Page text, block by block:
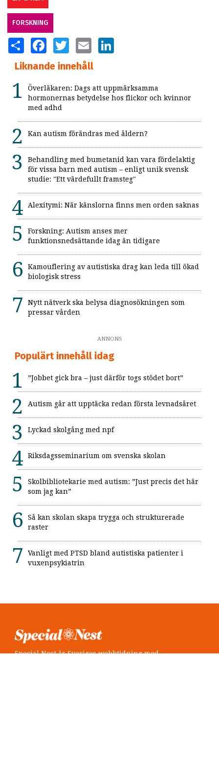
FORSKNING
SHARE FACEBOOKTWITTER EMAIL
Liknande innehåll
Överläkaren: Dags att uppmärksamma
hormonernas betydelse hos flickor och kvinnor
med adhd
Kan autism förändras med åldern?
Behandling med bumetanid kan vara fördelaktig
för vissa barn med autism – enligt unik svensk
studie: "Ett värdefullt framsteg"
Alexitymi: När känslorna finns men orden saknas
Forskning: Autism anses mer
funktionsnedsättande idag än tidigare
Kamouflering av autistiska drag kan leda till ökad
biologisk stress
Nytt nätverk ska belysa diagnosökningen som
pressar vården
ANNONS
Populärt innehåll idag
”Jobbet gick bra – just därför togs stödet bort”
Autism går att upptäcka redan första levnadsåret
Lyckad skolgång med npf
Riksdagsseminarium om svenska skolan
Skolbibliotekarie med autism: ”Just precis det här
som jag kan”
Så kan skolan skapa trygga och strukturerade
raster
Vanligt med PTSD bland autistiska patienter i
vuxenpsykiatrin
Special Nest är Sveriges webbtidning med